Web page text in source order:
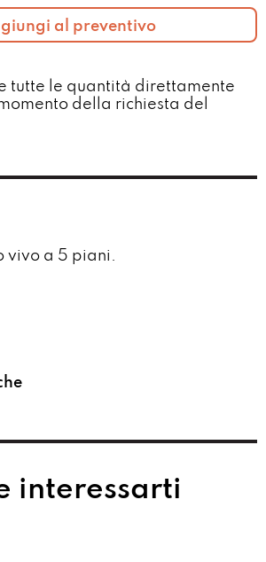
al preventivo
tutte le quantità direttamente
della richiesta del
vivo a 5 piani.
interessarti